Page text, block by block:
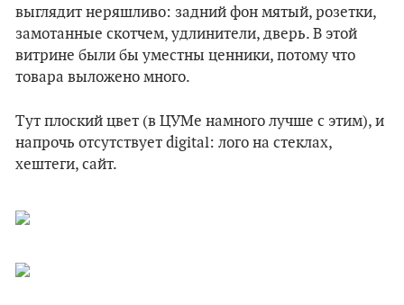
выглядит неряшливо: задний фон мятый, розетки,
замотанные скотчем, удлинители, дверь. В этой
витрине были бы уместны ценники, потому что
товара выложено много.
Тут плоский цвет (в ЦУМе намного лучше с этим), и
напрочь отсутствует digital: лого на стеклах,
хештеги, сайт.